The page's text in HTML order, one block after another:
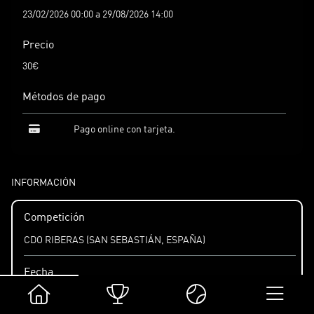
23/02/2026 00:00 a 29/08/2026 14:00
Precio
30€
Métodos de pago
Pago online con tarjeta.
INFORMACIÓN
Competición
CDO RIBERAS (SAN SEBASTIÁN, ESPAÑA)
Fecha
01/09/2026 a 06/09/2026